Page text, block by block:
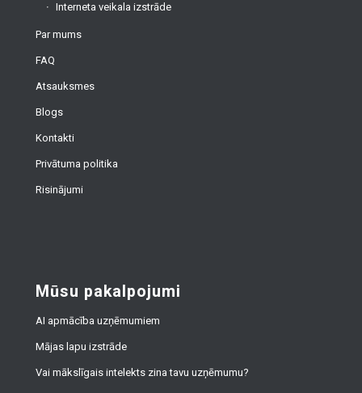
Interneta veikala izstrāde
Par mums
FAQ
Atsauksmes
Blogs
Kontakti
Privātuma politika
Risinājumi
Mūsu pakalpojumi
AI apmācība uzņēmumiem
Mājas lapu izstrāde
Vai mākslīgais intelekts zina tavu uzņēmumu?